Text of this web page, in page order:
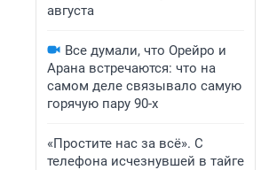
августа
Все думали, что Орейро и
Арана встречаются: что на
самом деле связывало самую
горячую пару 90-х
«Простите нас за всё». С
телефона исчезнувшей в тайге